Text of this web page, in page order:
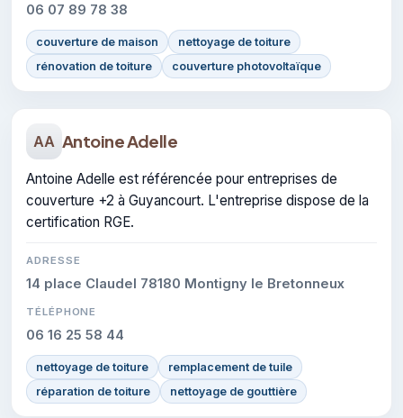
06 07 89 78 38
couverture de maison
nettoyage de toiture
rénovation de toiture
couverture photovoltaïque
AA Antoine Adelle
Antoine Adelle est référencée pour entreprises de
couverture +2 à Guyancourt. L'entreprise dispose de la
certification RGE.
ADRESSE
14 place Claudel 78180 Montigny le Bretonneux
TÉLÉPHONE
06 16 25 58 44
nettoyage de toiture
remplacement de tuile
réparation de toiture
nettoyage de gouttière